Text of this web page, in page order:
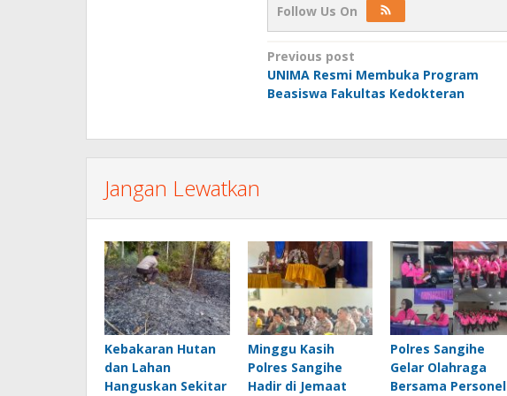
Follow Us On
Post
navigation
Previous post
UNIMA Resmi Membuka Program
Beasiswa Fakultas Kedokteran
Jangan Lewatkan
Kebakaran Hutan
dan Lahan
Hanguskan Sekitar
Minggu Kasih
Polres Sangihe
Hadir di Jemaat
Polres Sangihe
Gelar Olahraga
Bersama Personel